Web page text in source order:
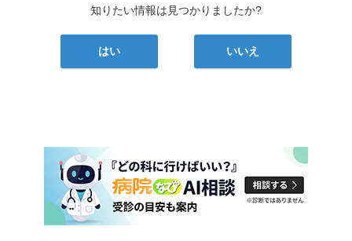
知りたい情報は見つかりましたか?
はい いいえ